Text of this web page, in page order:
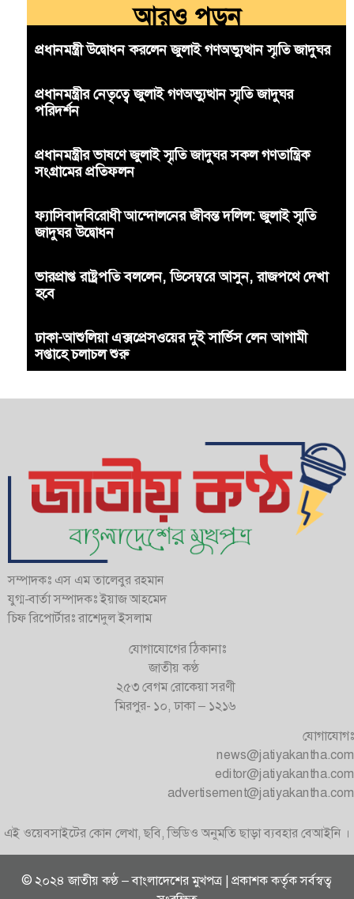
আরও পড়ুন
প্রধানমন্ত্রী উদ্বোধন করলেন জুলাই গণঅভ্যুত্থান স্মৃতি জাদুঘর
প্রধানমন্ত্রীর নেতৃত্বে জুলাই গণঅভ্যুত্থান স্মৃতি জাদুঘর
পরিদর্শন
প্রধানমন্ত্রীর ভাষণে জুলাই স্মৃতি জাদুঘর সকল গণতান্ত্রিক
সংগ্রামের প্রতিফলন
ফ্যাসিবাদবিরোধী আন্দোলনের জীবন্ত দলিল: জুলাই স্মৃতি
জাদুঘর উদ্বোধন
ভারপ্রাপ্ত রাষ্ট্রপতি বললেন, ডিসেম্বরে আসুন, রাজপথে দেখা
হবে
ঢাকা-আশুলিয়া এক্সপ্রেসওয়ের দুই সার্ভিস লেন আগামী
সপ্তাহে চলাচল শুরু
সম্পাদকঃ এস এম তালেবুর রহমান
যুগ্ম-বার্তা সম্পাদকঃ ইয়াজ আহমেদ
চিফ রিপোর্টারঃ রাশেদুল ইসলাম
যোগাযোগের ঠিকানাঃ
জাতীয় কণ্ঠ
২৫৩ বেগম রোকেয়া সরণী
মিরপুর- ১০, ঢাকা – ১২১৬
যোগাযোগঃ
news@jatiyakantha.com
editor@jatiyakantha.com
advertisement@jatiyakantha.com
এই ওয়েবসাইটের কোন লেখা, ছবি, ভিডিও অনুমতি ছাড়া ব্যবহার বেআইনি ।
© ২০২৪ জাতীয় কণ্ঠ – বাংলাদেশের মুখপত্র | প্রকাশক কর্তৃক সর্বস্বত্ব